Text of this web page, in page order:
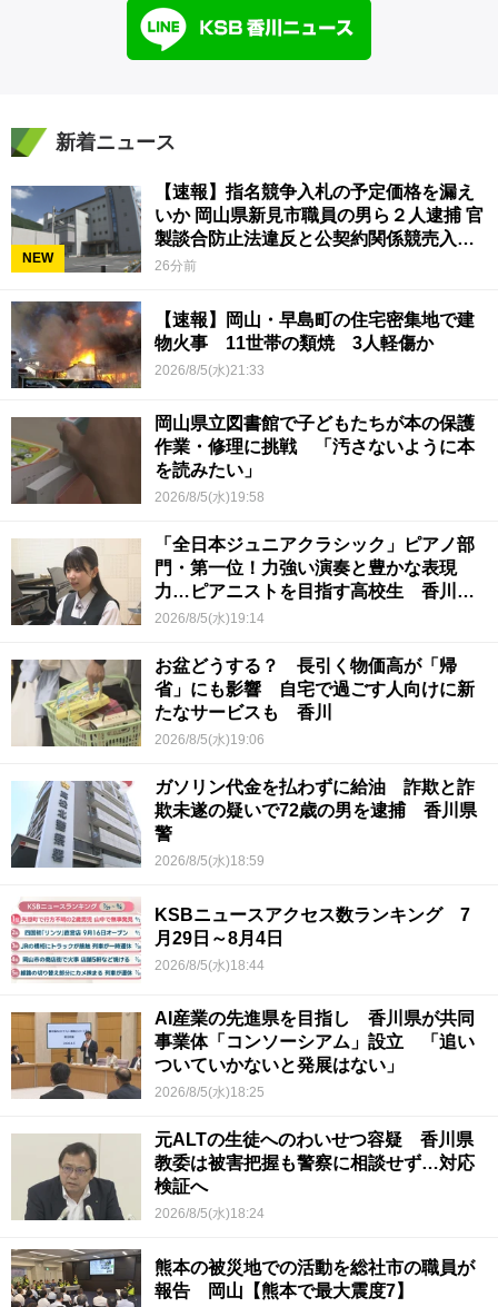
新着ニュース
NEW
【速報】指名競争入札の予定価格を漏え
いか 岡山県新見市職員の男ら２人逮捕 官
製談合防止法違反と公契約関係競売入札
妨害の疑い
26分前
【速報】岡山・早島町の住宅密集地で建
物火事 11世帯の類焼 3人軽傷か
2026/8/5(水)21:33
岡山県立図書館で子どもたちが本の保護
作業・修理に挑戦 「汚さないように本
を読みたい」
2026/8/5(水)19:58
「全日本ジュニアクラシック」ピアノ部
門・第一位！力強い演奏と豊かな表現
力…ピアニストを目指す高校生 香川
【青春のキセキ】
2026/8/5(水)19:14
お盆どうする？ 長引く物価高が「帰
省」にも影響 自宅で過ごす人向けに新
たなサービスも 香川
2026/8/5(水)19:06
ガソリン代金を払わずに給油 詐欺と詐
欺未遂の疑いで72歳の男を逮捕 香川県
警
2026/8/5(水)18:59
KSBニュースアクセス数ランキング 7
月29日～8月4日
2026/8/5(水)18:44
AI産業の先進県を目指し 香川県が共同
事業体「コンソーシアム」設立 「追い
ついていかないと発展はない」
2026/8/5(水)18:25
元ALTの生徒へのわいせつ容疑 香川県
教委は被害把握も警察に相談せず…対応
検証へ
2026/8/5(水)18:24
熊本の被災地での活動を総社市の職員が
報告 岡山【熊本で最大震度7】